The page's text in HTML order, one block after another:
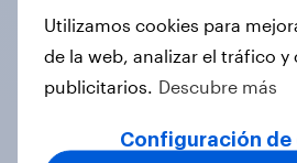
Optimismo con
Mundial 2026 la
Utilizamos cookies para
de la web, analizar el tráfico y
publicitarios.
Descubre más
Configuración de